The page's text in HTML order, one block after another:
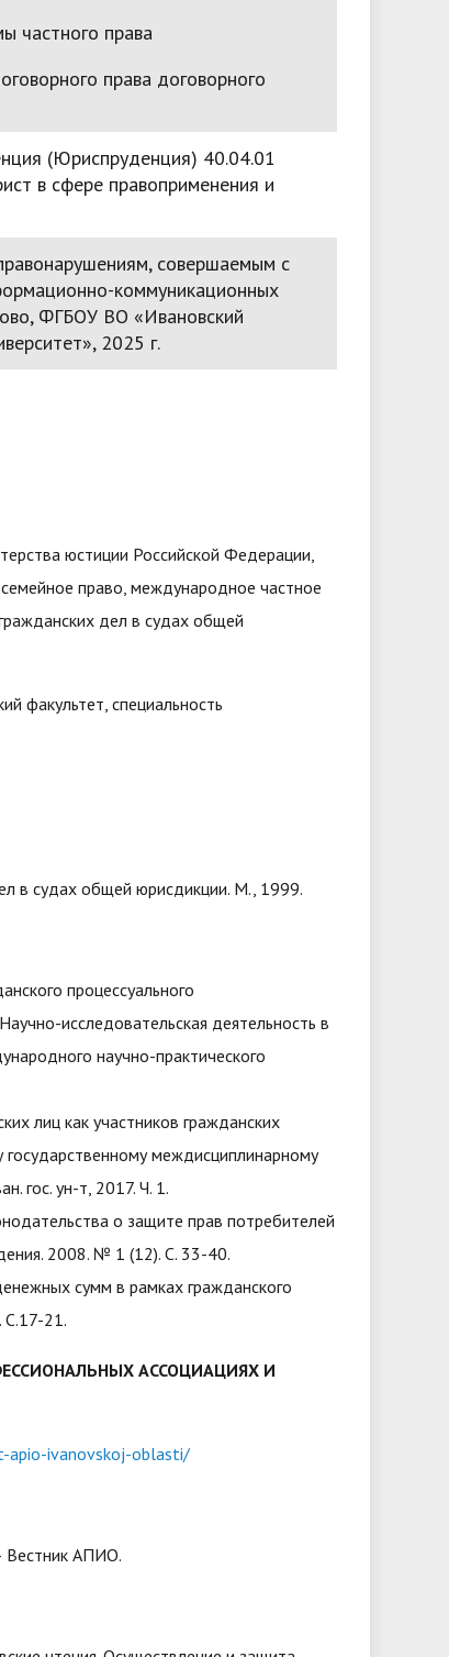
частного права
права договорного
(Юриспруденция) 40.04.01
в сфере правоприменения и
совершаемым с
коммуникационных
ФГБОУ ВО «Ивановский
2025 г.
юстиции Российской Федерации,
право, международное частное
дел в судах общей
факультет, специальность
в судах общей юрисдикции. М., 1999.
процессуального
исследовательская деятельность в
научно-практического
лиц как участников гражданских
междисциплинарному
гос. ун-т, 2017. Ч. 1.
о защите прав потребителей
2008. № 1 (12). С. 33-40.
сумм в рамках гражданского
С.17-21.
АССОЦИАЦИЯХ И
apio-ivanovskoj-oblasti/
Вестник АПИО.